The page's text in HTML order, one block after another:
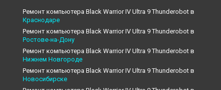
Ремонт компьютера Black Warrior IV Ultra 9 Thunderobot в
Краснодаре
Ремонт компьютера Black Warrior IV Ultra 9 Thunderobot в
Ростове-на-Дону
Ремонт компьютера Black Warrior IV Ultra 9 Thunderobot в
Нижнем Новгороде
Ремонт компьютера Black Warrior IV Ultra 9 Thunderobot в
Новосибирске